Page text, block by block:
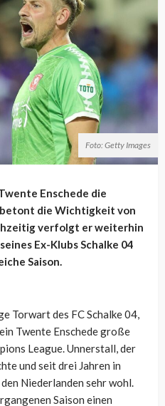
Foto: Getty Images
Enschede die
betont die Wichtigkeit von
verfolgt er weiterhin
Ex-Klubs Schalke 04
Saison.
Torwart des FC Schalke 04,
Twente Enschede große
League. Unnerstall, der
und seit drei Jahren in
Niederlanden sehr wohl.
Saison einen